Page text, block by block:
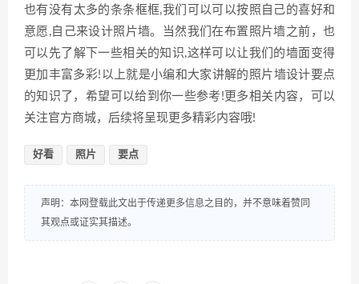
也有没有太多的条条框框,我们可以可以按照自己的喜好和
意愿,自己来设计照片墙。当然我们在布置照片墙之前，也
可以先了解下一些相关的知识,这样可以让我们的墙面变得
更加丰富多彩!以上就是小编和大家讲解的照片墙设计要点
的知识了，希望可以给到你一些参考!更多相关内容，可以
关注官方商城，后续将呈现更多精彩内容哦!
好看 照片 要点
声明：本网登载此文出于传递更多信息之目的，并不意味着赞同
其观点或证实其描述。